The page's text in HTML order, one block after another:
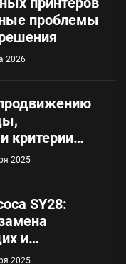
проблемы
2026
критерии
2025
SY28:
и
2025